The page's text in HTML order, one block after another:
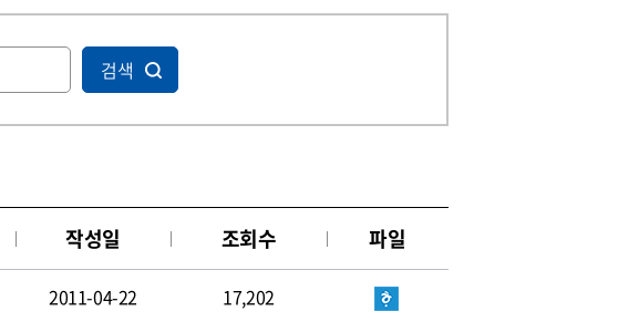
검색
작성일 조회수 파일
2011-04-22 17,202